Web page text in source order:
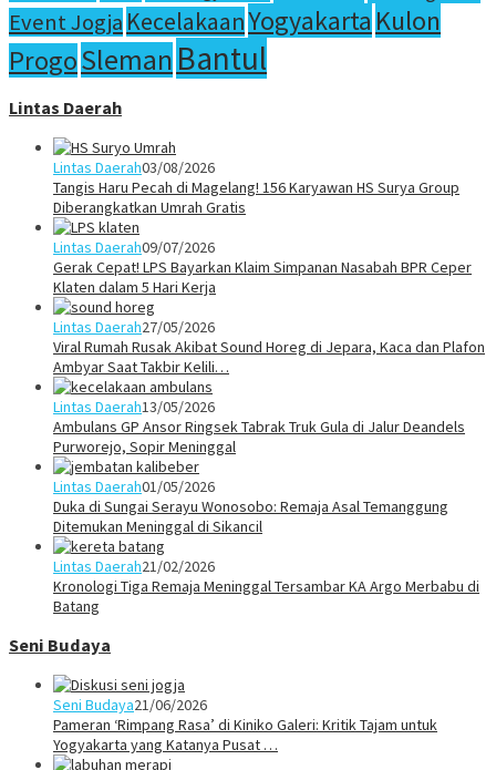
Event Jogja KecelakaanYogyakarta Kulon
ProgoSleman Bantul
Lintas Daerah
Lintas Daerah03/08/2026
Tangis Haru Pecah di Magelang! 156 Karyawan HS Surya Group
Diberangkatkan Umrah Gratis
Lintas Daerah09/07/2026
Gerak Cepat! LPS Bayarkan Klaim Simpanan Nasabah BPR Ceper
Klaten dalam 5 Hari Kerja
Lintas Daerah27/05/2026
Viral Rumah Rusak Akibat Sound Horeg di Jepara, Kaca dan Plafon
Ambyar Saat Takbir Kelili…
Lintas Daerah13/05/2026
Ambulans GP Ansor Ringsek Tabrak Truk Gula di Jalur Deandels
Purworejo, Sopir Meninggal
Lintas Daerah01/05/2026
Duka di Sungai Serayu Wonosobo: Remaja Asal Temanggung
Ditemukan Meninggal di Sikancil
Lintas Daerah21/02/2026
Kronologi Tiga Remaja Meninggal Tersambar KA Argo Merbabu di
Batang
Seni Budaya
Seni Budaya21/06/2026
Pameran ‘Rimpang Rasa’ di Kiniko Galeri: Kritik Tajam untuk
Yogyakarta yang Katanya Pusat …